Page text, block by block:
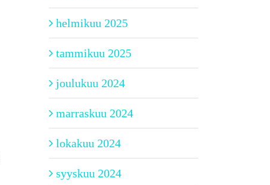
helmikuu 2025
tammikuu 2025
joulukuu 2024
marraskuu 2024
lokakuu 2024
syyskuu 2024